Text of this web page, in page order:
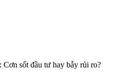
sốt đầu tư hay bẫy rủi ro?